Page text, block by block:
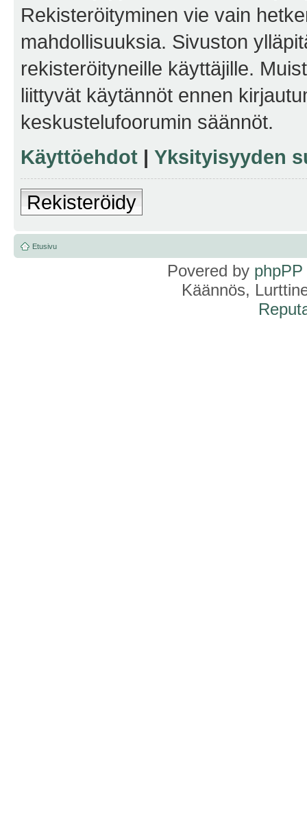
Rekisteröityminen vie vain
mahdollisuuksia. Sivuston
rekisteröityneille käyttäjille.
liittyvät käytännöt ennen
keskustelufoorumin säännöt.
Käyttöehdot | Yksityisyyden
Rekisteröidy
Etusivu
Povered by phpPP
Käännös,